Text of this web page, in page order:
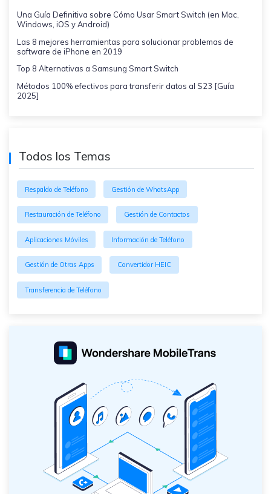
Una Guía Definitiva sobre Cómo Usar Smart Switch (en Mac,
Windows, iOS y Android)
Las 8 mejores herramientas para solucionar problemas de
software de iPhone en 2019
Top 8 Alternativas a Samsung Smart Switch
Métodos 100% efectivos para transferir datos al S23 [Guía
2025]
Todos los Temas
Respaldo de Teléfono Gestión de WhatsApp
Restauración de Teléfono Gestión de Contactos
Aplicaciones Móviles Información de Teléfono
Gestión de Otras Apps Convertidor HEIC
Transferencia de Teléfono